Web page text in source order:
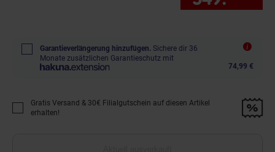
Garantieverlängerung hinzufügen. Sichere dir 36
Monate zusätzlichen Garantieschutz mit
74,99 €
Promotion "Gratis Versand &amp; 30€ Filialgutschein auf diesen Artikel
Gratis Versand & 30€ Filialgutschein auf diesen Artikel
erhalten!